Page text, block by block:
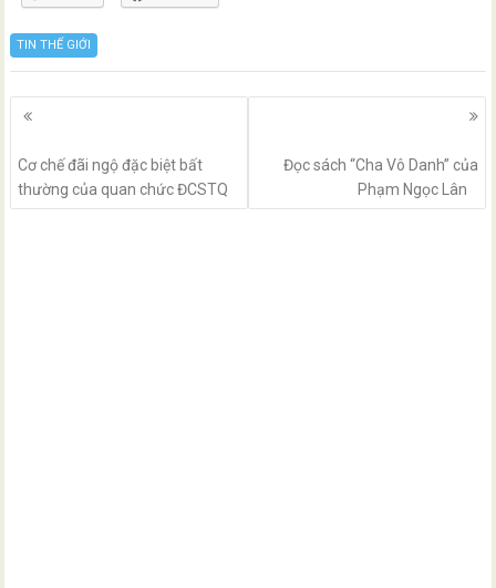
TIN THẾ GIỚI
Posts
Cơ chế đãi ngộ đặc biệt bất
thường của quan chức ĐCSTQ
Đọc sách “Cha Vô Danh” của
Phạm Ngọc Lân